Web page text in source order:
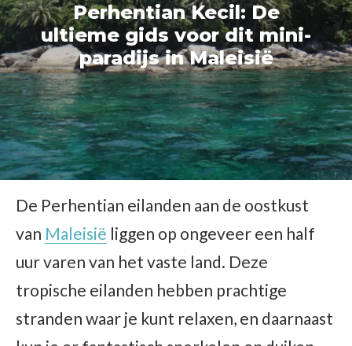
Perhentian Kecil: De
ultieme gids voor dit mini-
paradijs in Maleisië
De Perhentian eilanden aan de oostkust
van Maleisië liggen op ongeveer een half
uur varen van het vaste land. Deze
tropische eilanden hebben prachtige
stranden waar je kunt relaxen, en daarnaast